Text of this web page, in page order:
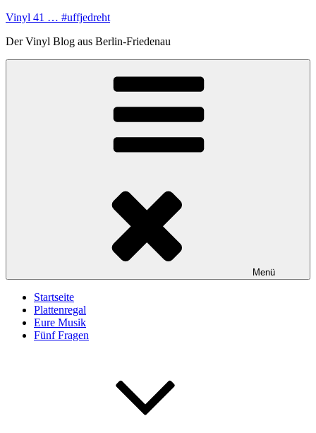
Zum
springen
Vinyl 41 … #uffjedreht
Der Vinyl Blog aus Berlin-Friedenau
Menü
Startseite
Plattenregal
Eure Musik
Fünf Fragen